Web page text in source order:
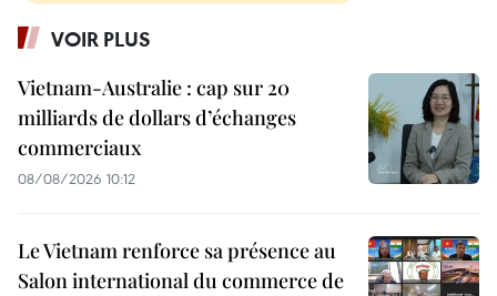
VOIR PLUS
Vietnam-Australie : cap sur 20
milliards de dollars d’échanges
commerciaux
08/08/2026 10:12
Le Vietnam renforce sa présence au
Salon international du commerce de